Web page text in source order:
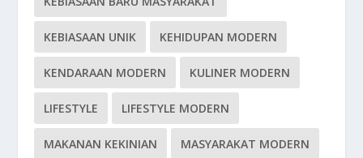
KEBIASAAN UNIK KEHIDUPAN MODERN
KENDARAAN MODERN KULINER MODERN
LIFESTYLE LIFESTYLE MODERN
MAKANAN KEKINIAN MASYARAKAT MODERN